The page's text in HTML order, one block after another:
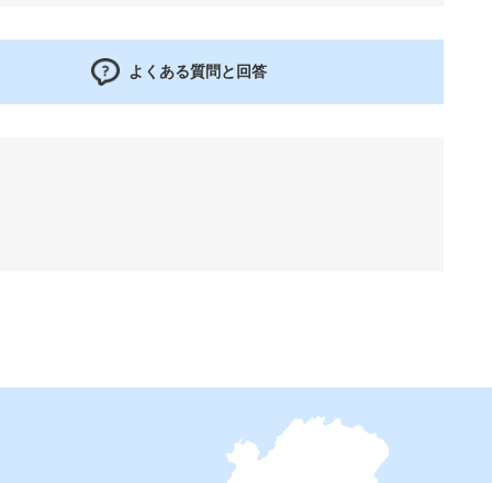
よくある質問と回答